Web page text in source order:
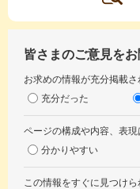
皆さまのご意見を
お求めの情報が充分掲載
充分だった
ページの構成や内容、表
分かりやすい
この情報をすぐに見つけら